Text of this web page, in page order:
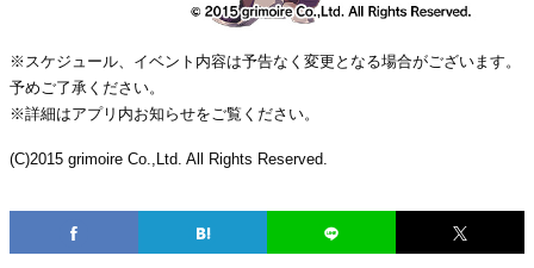
※スケジュール、イベント内容は予告なく変更となる場合がございます。
予めご了承ください。
※詳細はアプリ内お知らせをご覧ください。
(C)2015 grimoire Co.,Ltd. All Rights Reserved.